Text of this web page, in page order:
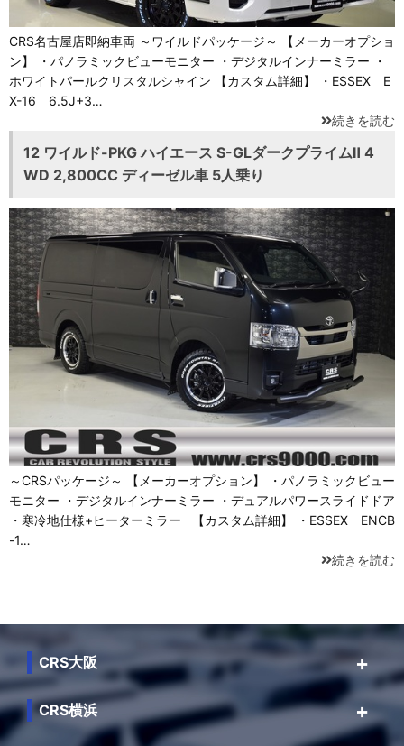
CRS名古屋店即納車両 ～ワイルドパッケージ～ 【メーカーオプショ
ン】 ・パノラミックビューモニター ・デジタルインナーミラー ・
ホワイトパールクリスタルシャイン 【カスタム詳細】 ・ESSEX E
X-16 6.5J+3…
続きを読む
12 ワイルド-PKG ハイエース S-GLダークプライムⅡ 4
WD 2,800CC ディーゼル車 5人乗り
～CRSパッケージ～ 【メーカーオプション】 ・パノラミックビュー
モニター ・デジタルインナーミラー ・デュアルパワースライドドア
・寒冷地仕様+ヒーターミラー 【カスタム詳細】 ・ESSEX ENCB
-1…
続きを読む
CRS大阪
CRS横浜